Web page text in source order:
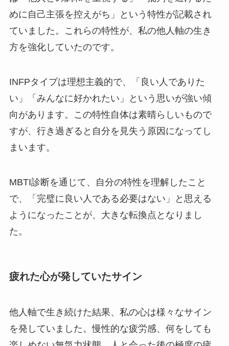
めに自己主張を控えがち」という特性が記載され
ていました。これらの特性が、私の他人軸の生き
方を強化していたのです。
INFPタイプは理想主義的で、「良い人でありた
い」「みんなに好かれたい」という思いが強い傾
向があります。この特性自体は素晴らしいもので
すが、行き過ぎると自分を見失う原因になってし
まいます。
MBTI診断を通じて、自分の特性を理解したこと
で、「完璧に良い人である必要はない」と思える
ようになったことが、大きな転換点となりまし
た。
疲れた心が発していたサイン
他人軸で生き続けた結果、私の心は様々なサイン
を発していました。慢性的な疲労感、何をしても